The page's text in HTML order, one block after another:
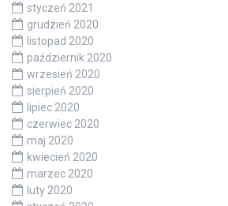
styczeń 2021
grudzień 2020
listopad 2020
październik 2020
wrzesień 2020
sierpień 2020
lipiec 2020
czerwiec 2020
maj 2020
kwiecień 2020
marzec 2020
luty 2020